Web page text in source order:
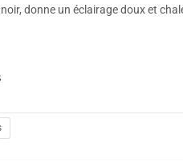
donne un éclairage doux et